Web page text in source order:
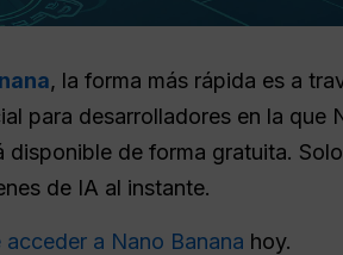
, la forma más rápida es a
para desarrolladores en la que
disponible de forma gratuita.
de IA al instante.
a Nano Banana hoy.